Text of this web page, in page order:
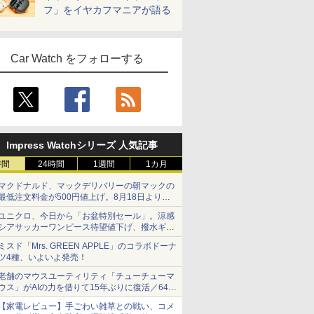
フ」をイヤカフマニアが語る
Car Watch をフォローする
Impress Watchシリーズ 人気記事
24時間 1週間 1カ月
クドナルド、マックデリバリーの朝マックの
低注文料金が500円値上げ。8月18日より
円から受付
ニクロ、今日から「お盆特別セール」。涼感
アサッカーワンピース待望値下げ、撥水ギア
ョーツは1990円に
スド「Mrs. GREEN APPLE」のコラボドーナ
4種、いよいよ発売！
舗のマウスユーティリティ「チューチューマ
ス」がAIの力を借りて15年ぶりに復活／64bit
、Windows 10/11、「Chrome」も走り回
。復活記念で2026年末まで500円
家電レビュー】手ごわい雑草との戦い、コメ